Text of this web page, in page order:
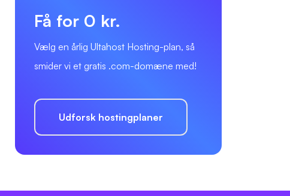
Få for 0 kr.
Vælg en årlig Ultahost Hosting-plan, så
smider vi et gratis .com-domæne med!
Udforsk hostingplaner